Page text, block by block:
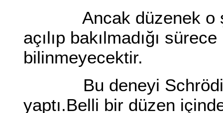
Ancak düzenek o
açılıp bakılmadığı
bilinmeyecektir.
Bu deneyi
yaptı.Belli bir düzen